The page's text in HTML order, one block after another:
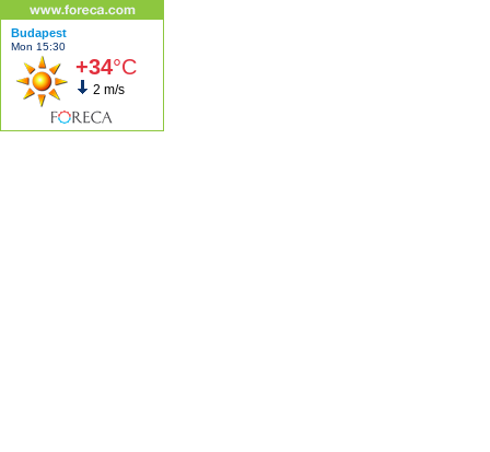
Budapest
Mon 15:30
+34°C
2 m/s